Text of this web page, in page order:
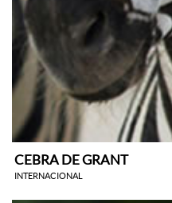
CEBRA DE GRANT
INTERNACIONAL